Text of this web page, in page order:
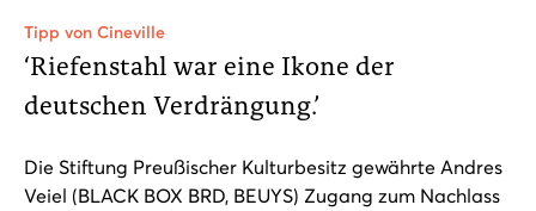
Tipp von Cineville
‘Riefenstahl war eine Ikone der
deutschen Verdrängung.’
Die Stiftung Preußischer Kulturbesitz gewährte Andres
Veiel (BLACK BOX BRD, BEUYS) Zugang zum Nachlass